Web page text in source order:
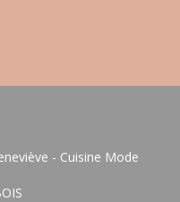
- Cuisine Mode